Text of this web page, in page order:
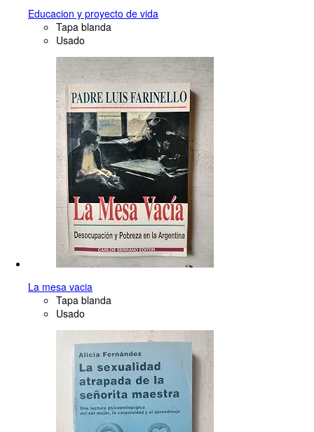
Educacion y proyecto de vida
Tapa blanda
Usado
La mesa vacia
Tapa blanda
Usado